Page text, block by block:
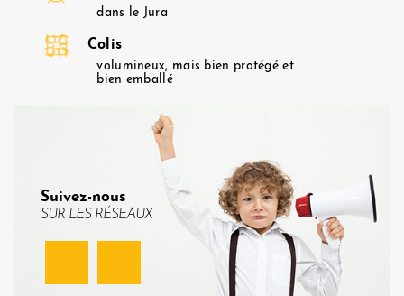
dans le Jura
Colis
volumineux, mais bien protégé et
bien emballé
Suivez-nous
SUR LES RÉSEAUX